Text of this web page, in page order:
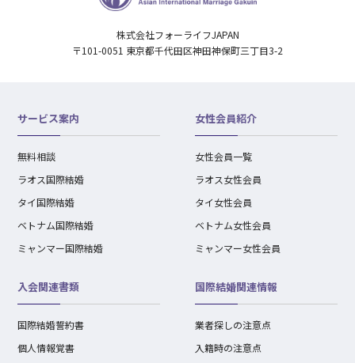
株式会社フォーライフJAPAN
〒101-0051 東京都千代田区神田神保町三丁目3-2
サービス案内
無料相談
ラオス国際結婚
タイ国際結婚
ベトナム国際結婚
ミャンマー国際結婚
女性会員紹介
女性会員一覧
ラオス女性会員
タイ女性会員
ベトナム女性会員
ミャンマー女性会員
入会関連書類
国際結婚誓約書
個人情報覚書
国際結婚関連情報
業者探しの注意点
入籍時の注意点